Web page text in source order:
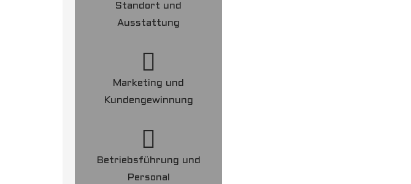
Standort und
Ausstattung
Marketing und
Kundengewinnung
Betriebsführung und
Personal